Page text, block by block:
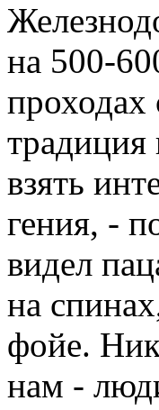
на 500-
проходах
традиция
взять
гения, -
видел
на
фойе.
нам -